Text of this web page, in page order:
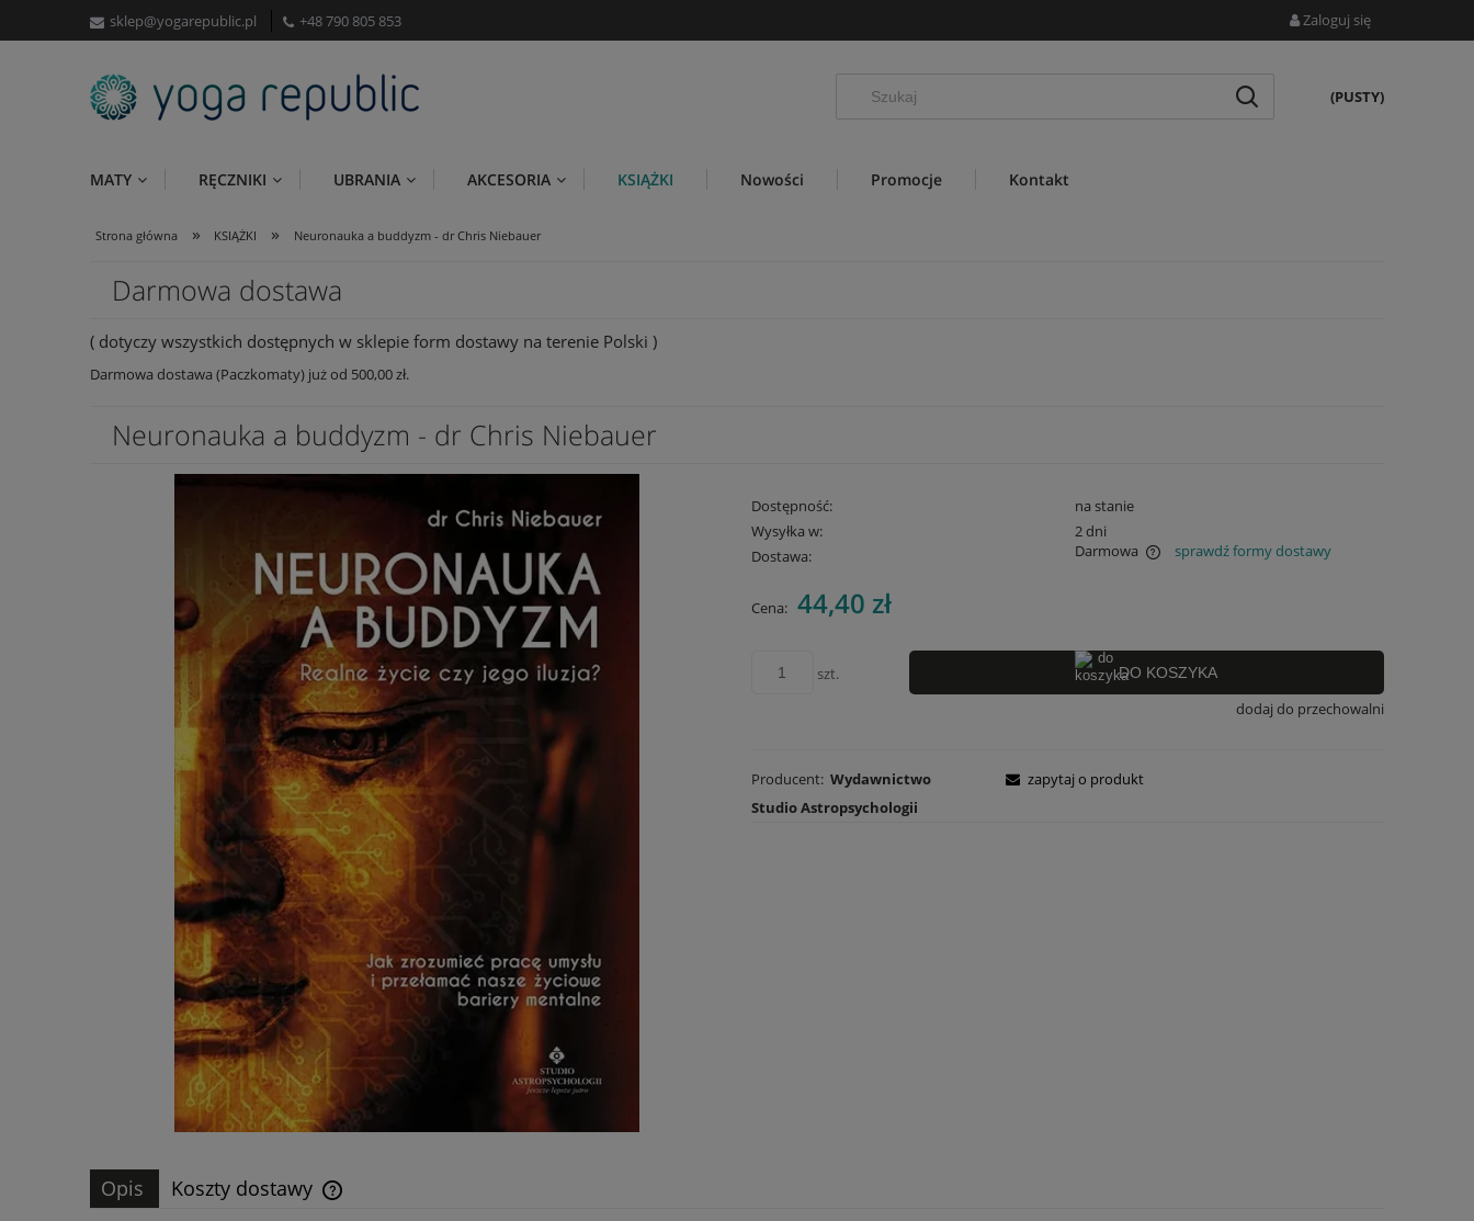
sklep@yogarepublic.pl +48 790 805 853 Zaloguj się
(PUSTY)
MATY RĘCZNIKI UBRANIA AKCESORIA KSIĄŻKI Nowości Promocje Kontakt
Strona główna » KSIĄŻKI » Neuronauka a buddyzm - dr Chris Niebauer
Darmowa dostawa
( dotyczy wszystkich dostępnych w sklepie form dostawy na terenie Polski )
Darmowa dostawa (Paczkomaty) już od 500,00 zł.
Neuronauka a buddyzm - dr Chris Niebauer
Dostępność:
na stanie
Wysyłka w:
2 dni
Dostawa:
Darmowa
Cena nie zawiera ewentualnych kosztów
płatności
sprawdź formy dostawy
Cena: 44,40 zł
szt. DO KOSZYKA
dodaj do przechowalni
Producent: Wydawnictwo
Studio Astropsychologii
zapytaj o produkt
Opis Koszty dostawy